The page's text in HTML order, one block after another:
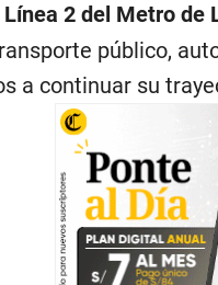
Línea 2 del Metro de
público,
a continuar su